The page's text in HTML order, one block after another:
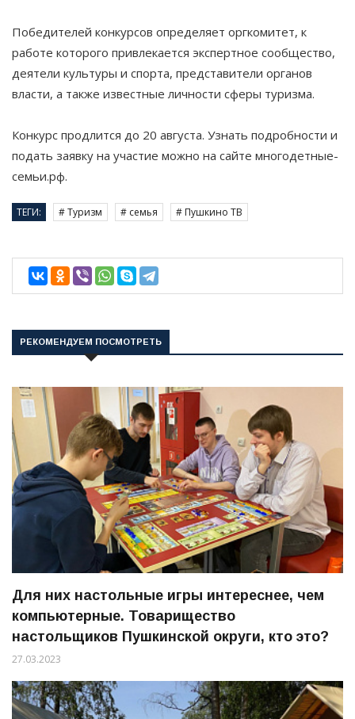
Победителей конкурсов определяет оргкомитет, к
работе которого привлекается экспертное сообщество,
деятели культуры и спорта, представители органов
власти, а также известные личности сферы туризма.
Конкурс продлится до 20 августа. Узнать подробности и
подать заявку на участие можно на сайте многодетные-
семьи.рф.
ТЕГИ: # Туризм # семья # Пушкино ТВ
РЕКОМЕНДУЕМ ПОСМОТРЕТЬ
Для них настольные игры интереснее, чем
компьютерные. Товарищество
настольщиков Пушкинской округи, кто это?
27.03.2023